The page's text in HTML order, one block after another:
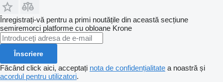
Înregistrați-vă pentru a primi noutățile din această secțiune
semiremorci platforme cu obloane Krone
Înscriere
Făcând click aici, acceptați nota de confidențialitate a noastră și
acordul pentru utilizatori.